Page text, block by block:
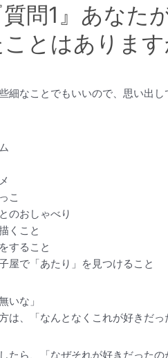
質問1』あなた
ことはあります
細なことでもいいので、思い出し
こ
のおしゃべり
くこと
すること
屋で「あたり」を見つけること
いな」
は、「なんとなくこれが好きだ
たら、「なぜそれが好きだったの